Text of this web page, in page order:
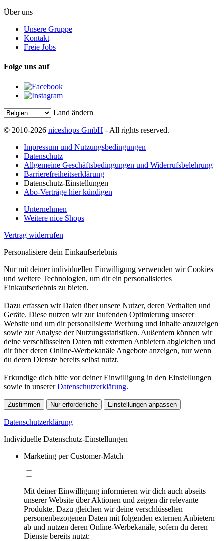
Über uns
Unsere Gruppe
Kontakt
Freie Jobs
Folge uns auf
Land ändern
© 2010-2026 niceshops GmbH - All rights reserved.
Impressum und Nutzungsbedingungen
Datenschutz
Allgemeine Geschäftsbedingungen und Widerrufsbelehrung
Barrierefreiheitserklärung
Datenschutz-Einstellungen
Abo-Verträge hier kündigen
Unternehmen
Weitere nice Shops
Vertrag widerrufen
Personalisiere dein Einkaufserlebnis
Nur mit deiner individuellen Einwilligung verwenden wir Cookies
und weitere Technologien, um dir ein personalisiertes
Einkaufserlebnis zu bieten.
Dazu erfassen wir Daten über unsere Nutzer, deren Verhalten und
Geräte. Diese nutzen wir zur laufenden Optimierung unserer
Website und um dir personalisierte Werbung und Inhalte anzuzeigen
sowie zur Analyse der Nutzungsstatistiken. Außerdem können wir
deine verschlüsselten Daten mit externen Anbietern abgleichen und
dir über deren Online-Werbekanäle Angebote anzeigen, nur wenn
du deren Dienste bereits selbst nutzt.
Erkundige dich bitte vor deiner Einwilligung in den Einstellungen
sowie in unsererDatenschutzerklärung.
Zustimmen Nur erforderliche Einstellungen anpassen
Datenschutzerklärung
Individuelle Datenschutz-Einstellungen
Marketing per Customer-Match
Mit deiner Einwilligung informieren wir dich auch abseits
unserer Website über Aktionen und zeigen dir relevante
Produkte. Dazu gleichen wir deine verschlüsselten
personenbezogenen Daten mit folgenden externen Anbietern
ab und nutzen deren Online-Werbekanäle, sofern du deren
Dienste bereits nutzt: